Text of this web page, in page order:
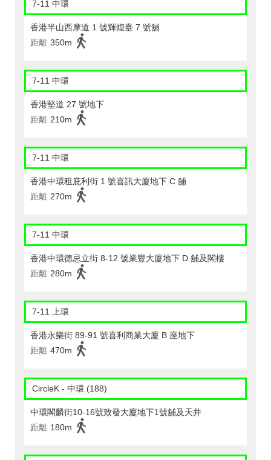
7-11 中環
香港半山西摩道 1 號輝煌臺 7 號舖
距離 350m
7-11 中環
香港堅道 27 號地下
距離 210m
7-11 中環
香港中環租庇利街 1 號喜訊大廈地下 C 舖
距離 270m
7-11 中環
香港中環德忌立街 8-12 號業豐大廈地下 D 舖及閣樓
距離 280m
7-11 上環
香港永樂街 89-91 號喜利商業大廈 B 座地下
距離 470m
CircleK - 中環 (188)
中環閣麟街10-16號致發大廈地下1號舖及天井
距離 180m